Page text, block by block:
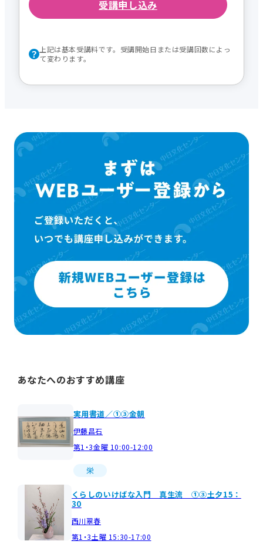
受講申し込み
上記は基本受講料です。受講開始日または受講回数によっ
て変わります。
あなたへのおすすめ講座
実用書道／①③金朝
伊藤昌石
第1・3金曜 10:00-12:00
栄
くらしのいけばな入門 真生流 ①③土夕15：
30
西川翠春
第1・3土曜 15:30-17:00